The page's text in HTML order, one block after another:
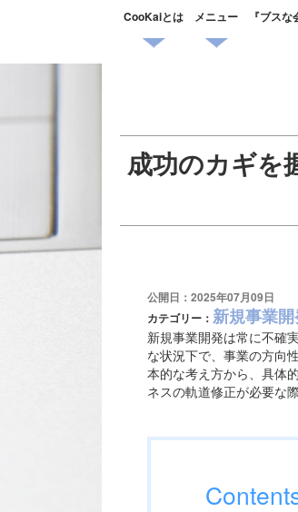
CooKaiとは メニュー 『ブス
成功のカギを
公開日：2025年07月09日
カテゴリー： 新規事業
新規事業開発は常に不確
な状況下で、事業の方向
本的な考え方から、具体
ネスの軌道修正が必要な